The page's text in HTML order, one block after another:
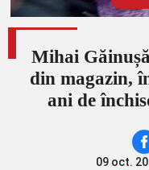
Mihai
din magazin,
ani de
09 oct.